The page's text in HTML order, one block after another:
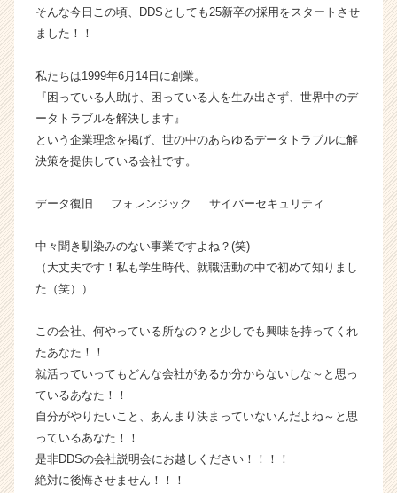
が
活
サ
イ
ト
チ
ャ
ア
（C
a
e
r）
そんな今日この頃、DDSとしても25新卒の採用をスタートさせ
ました！！
私たちは1999年6月14日に創業。
『困っている人助け、困っている人を生み出さず、世界中のデ
ータトラブルを解決します』
という企業理念を掲げ、世の中のあらゆるデータトラブルに解
決策を提供している会社です。
データ復旧.....フォレンジック.....サイバーセキュリティ.....
中々聞き馴染みのない事業ですよね？(笑)
（大丈夫です！私も学生時代、就職活動の中で初めて知りまし
た（笑））
この会社、何やっている所なの？と少しでも興味を持ってくれ
たあなた！！
就活っていってもどんな会社があるか分からないしな～と思っ
ているあなた！！
自分がやりたいこと、あんまり決まっていないんだよね～と思
っているあなた！！
是非DDSの会社説明会にお越しください！！！！
絶対に後悔させません！！！